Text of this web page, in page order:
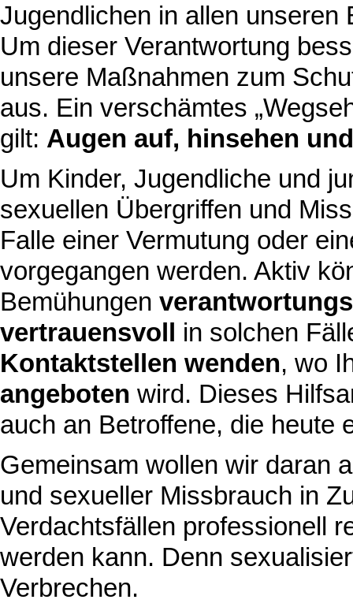
Jugendlichen in allen unseren
Um dieser Verantwortung
unsere Maßnahmen zum
aus. Ein verschämtes
gilt: Augen auf, hinsehen
Um Kinder, Jugendliche und
sexuellen Übergriffen und
Falle einer Vermutung oder
vorgegangen werden. Aktiv
Bemühungen
vertrauensvoll
in solchen
Kontaktstellen wenden, wo
angeboten wird. Dieses
auch an Betroffene, die heute
Gemeinsam wollen wir daran
und sexueller Missbrauch in
Verdachtsfällen professionell
werden kann. Denn
Verbrechen.